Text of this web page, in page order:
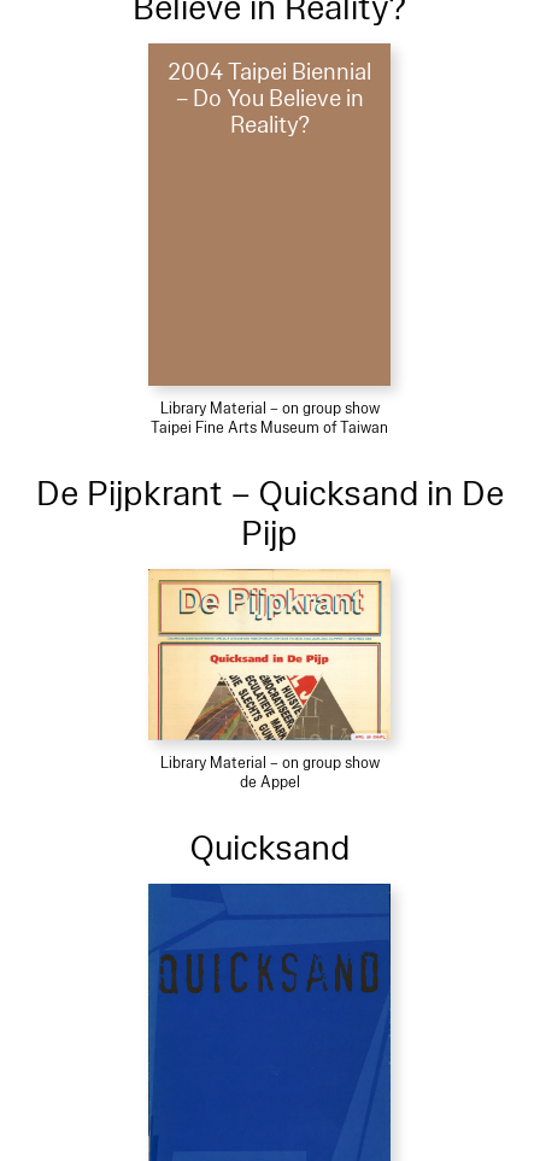
2004 Taipei Biennial
– Do You Believe in
Reality?
Library Material – on group show
Taipei Fine Arts Museum of Taiwan
De Pijpkrant – Quicksand in De
Pijp
Library Material – on group show
de Appel
Quicksand